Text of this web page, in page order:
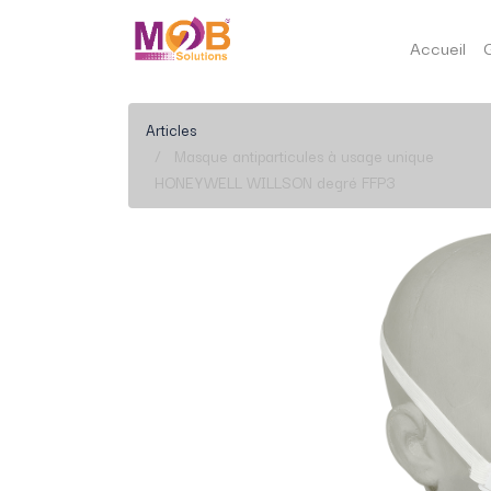
Accueil
Articles
Masque antiparticules à usage unique
HONEYWELL WILLSON degré FFP3